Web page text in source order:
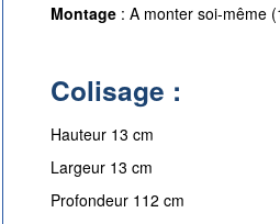
Montage : A monter soi-même
Colisage :
Hauteur 13 cm
Largeur 13 cm
Profondeur 112 cm